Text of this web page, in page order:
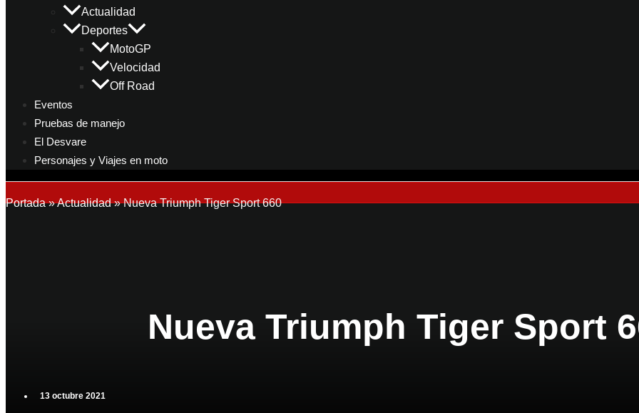
Actualidad
Deportes
MotoGP
Velocidad
Off Road
Eventos
Pruebas de manejo
El Desvare
Personajes y Viajes en moto
Portada»Actualidad»Nueva Triumph Tiger Sport 660
Nueva Triumph Tiger Sport
13 octubre 2021